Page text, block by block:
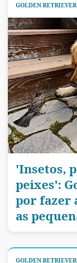
GOLDEN RETRIEVER
'Insetos,
peixes':
por fazer
as
GOLDEN RETRIEVER